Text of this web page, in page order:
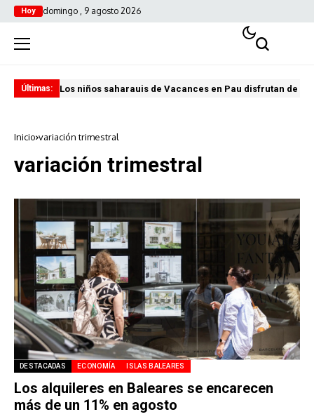
Hoy domingo , 9 agosto 2026
Últimas: Los niños saharauis de Vacances en Pau disfrutan de
Inicio variación trimestral
variación trimestral
DESTACADAS ECONOMÍA ISLAS BALEARES
Los alquileres en Baleares se encarecen
más de un 11% en agosto